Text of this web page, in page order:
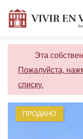
Эта
Пожалуйста,
списку.
ПРОДАНО